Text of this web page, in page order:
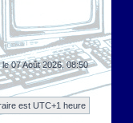
07 Août 2026, 08:50
est UTC+1 heure